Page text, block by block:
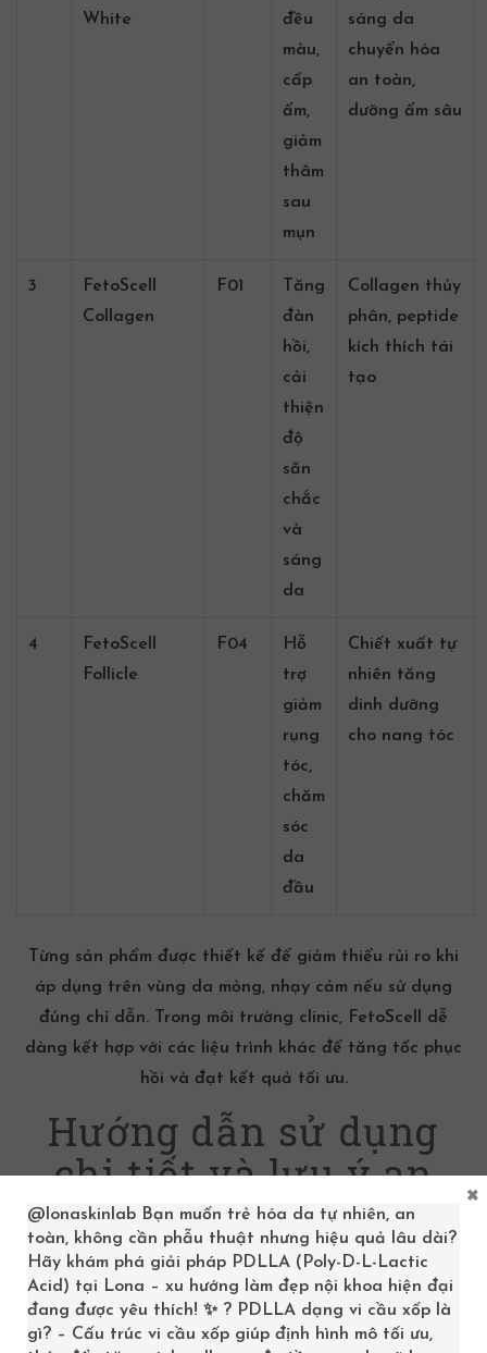
White
đều
màu,
cấp
ẩm,
giảm
thâm
sau
mụn
sáng da
chuyển hóa
an toàn,
dưỡng ẩm sâu
3
FetoScell
Collagen
F01
Tăng
đàn
hồi,
cải
thiện
độ
săn
chắc
và
sáng
da
Collagen thủy
phân, peptide
kích thích tái
tạo
4
FetoScell
Follicle
F04
Hỗ
trợ
giảm
rụng
tóc,
chăm
sóc
da
đầu
Chiết xuất tự
nhiên tăng
dinh dưỡng
cho nang tóc
Từng sản phẩm được thiết kế để giảm thiểu rủi ro khi
áp dụng trên vùng da mỏng, nhạy cảm nếu sử dụng
đúng chỉ dẫn. Trong môi trường clinic, FetoScell dễ
dàng kết hợp với các liệu trình khác để tăng tốc phục
hồi và đạt kết quả tối ưu.
Hướng dẫn sử dụng
chi tiết và lưu ý an
toàn
@lonaskinlab Bạn muốn trẻ hóa da tự nhiên, an
toàn, không cần phẫu thuật nhưng hiệu quả lâu dài?
Hãy khám phá giải pháp PDLLA (Poly-D-L-Lactic
Acid) tại Lona – xu hướng làm đẹp nội khoa hiện đại
đang được yêu thích! ✨ ? PDLLA dạng vi cầu xốp là
gì? – Cấu trúc vi cầu xốp giúp định hình mô tối ưu,
×